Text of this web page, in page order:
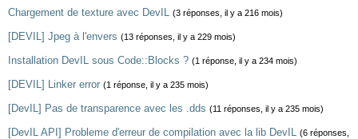
Chargement de texture avec DevIL (3 réponses, il y a 216 mois)
[DEVIL] Jpeg à l'envers (13 réponses, il y a 229 mois)
Installation DevIL sous Code::Blocks ? (1 réponse, il y a 234 mois)
[DEVIL] Linker error (1 réponse, il y a 235 mois)
[DevIL] Pas de transparence avec les .dds (11 réponses, il y a 235 mois)
[DevIL API] Probleme d'erreur de compilation avec la lib DevIL (6 réponses,